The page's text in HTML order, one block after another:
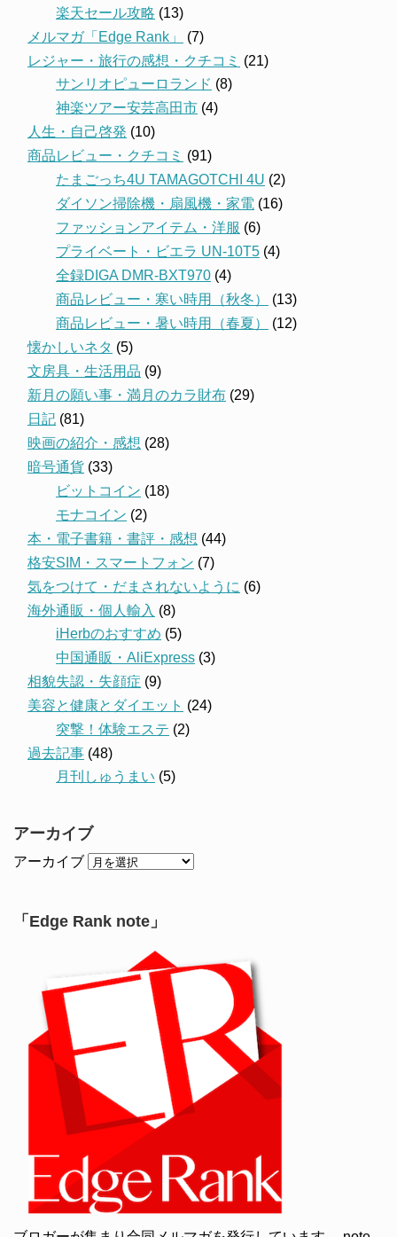
楽天セール攻略 (13)
メルマガ「Edge Rank」
(7)
レジャー・旅行の感想・クチコミ (21)
サンリオピューロランド (8)
神楽ツアー安芸高田市 (4)
人生・自己啓発 (10)
商品レビュー・クチコミ (91)
たまごっち4U TAMAGOTCHI 4U (2)
ダイソン掃除機・扇風機・家電 (16)
ファッションアイテム・洋服 (6)
プライベート・ビエラ UN-10T5 (4)
全録DIGA DMR-BXT970 (4)
商品レビュー・寒い時用（秋冬）
(13)
商品レビュー・暑い時用（春夏）
(12)
懐かしいネタ (5)
文房具・生活用品 (9)
新月の願い事・満月のカラ財布 (29)
日記 (81)
映画の紹介・感想 (28)
暗号通貨 (33)
ビットコイン (18)
モナコイン (2)
本・電子書籍・書評・感想 (44)
格安SIM・スマートフォン (7)
気をつけて・だまされないように (6)
海外通販・個人輸入 (8)
iHerbのおすすめ (5)
中国通販・AliExpress (3)
相貌失認・失顔症 (9)
美容と健康とダイエット (24)
突撃！体験エステ (2)
過去記事 (48)
月刊しゅうまい (5)
アーカイブ
アーカイブ
「Edge Rank note」